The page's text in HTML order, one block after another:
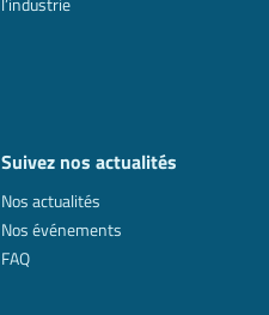
Suivez nos actualités
Nos actualités
Nos événements
FAQ